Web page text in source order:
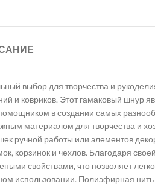
выбор для творчества и
и ковриков. Этот гамаковый
в создании самых
материалом для творчества и
ручной работы или элементов
корзинок и чехлов. Благодаря
свойствами, что позволяет
использовании. Полиэфирная